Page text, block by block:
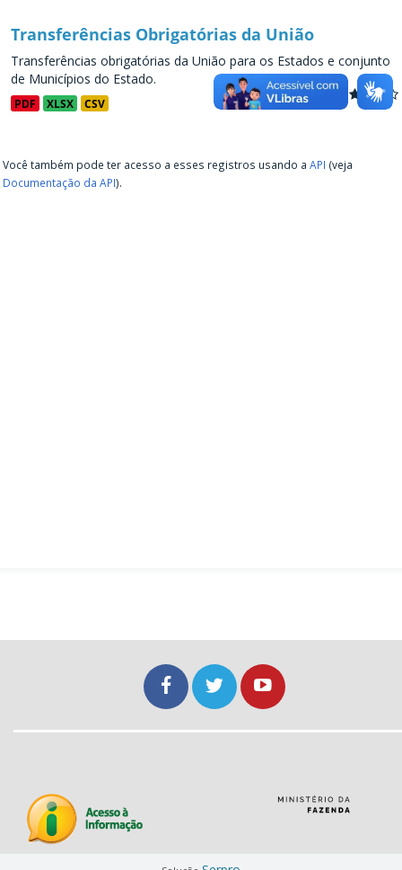
Transferências Obrigatórias da União
Transferências obrigatórias da União para os Estados e conjunto
de Municípios do Estado.
PDF XLSX CSV
Você também pode ter acesso a esses registros usando a API (veja
Documentação da API).